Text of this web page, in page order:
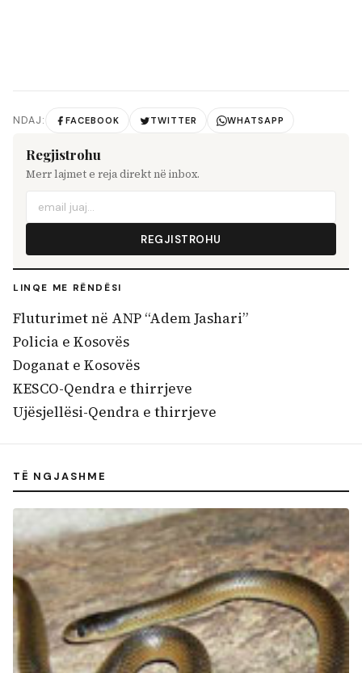
NDAJ: FACEBOOK TWITTER WHATSAPP
Regjistrohu
Merr lajmet e reja direkt në inbox.
REGJISTROHU
LINQE ME RËNDËSI
Fluturimet në ANP “Adem Jashari”
Policia e Kosovës
Doganat e Kosovës
KESCO-Qendra e thirrjeve
Ujësjellësi-Qendra e thirrjeve
TË NGJASHME